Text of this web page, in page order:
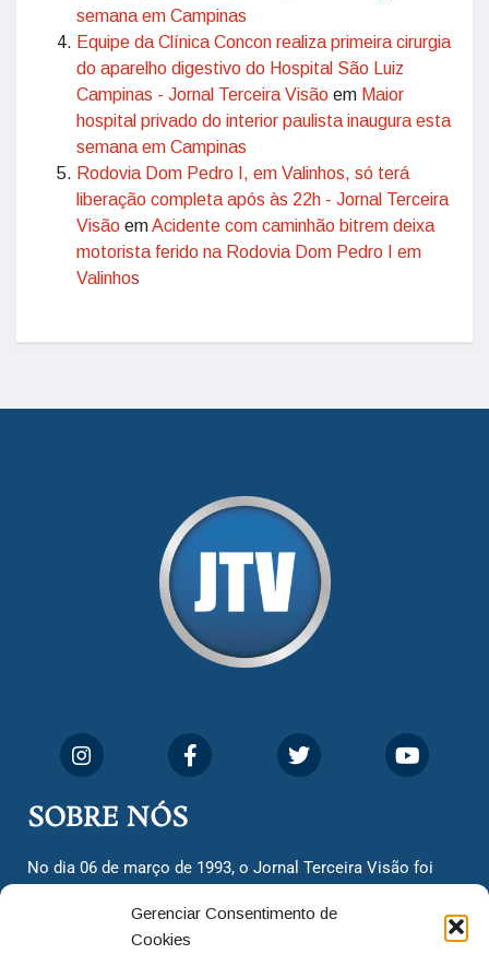
Gerenciar Consentimento de
Cookies
semana em Campinas
Equipe da Clínica Concon realiza primeira cirurgia
do aparelho digestivo do Hospital São Luiz
Campinas - Jornal Terceira Visão em Maior
hospital privado do interior paulista inaugura esta
semana em Campinas
Rodovia Dom Pedro I, em Valinhos, só terá
liberação completa após às 22h - Jornal Terceira
Visão emAcidente com caminhão bitrem deixa
motorista ferido na Rodovia Dom Pedro I em
Valinhos
SOBRE NÓS
No dia 06 de março de 1993, o Jornal Terceira Visão foi
cidadãos valinhenses, já que naquela época só existiam
dois jornais. Há mais de 30 anos, o jornal continua